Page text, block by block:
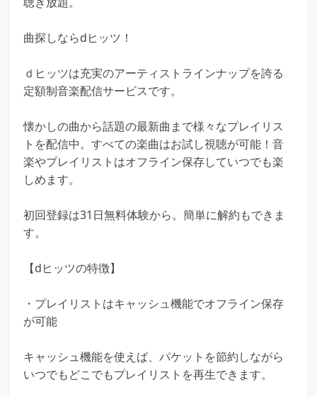
曲探しならdヒッツ！
ｄヒッツは充実のアーティストラインナップを誇る
定額制音楽配信サービスです。
懐かしの曲から話題の最新曲まで様々なプレイリス
トを配信中。すべての楽曲はお試し視聴が可能！音
楽やプレイリストはオフライン保存していつでも楽
しめます。
初回登録は31日無料体験から。簡単に解約もできま
す。
【dヒッツの特徴】
・プレイリストはキャッシュ機能でオフライン保存
が可能
キャッシュ機能を使えば、パケットを節約しながら
いつでもどこでもプレイリストを再生できます。